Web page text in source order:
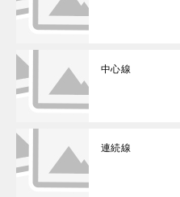
中心線
連続線